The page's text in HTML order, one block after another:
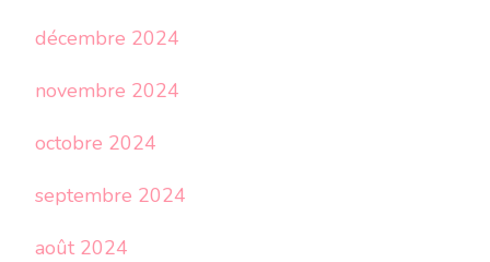
décembre 2024
novembre 2024
octobre 2024
septembre 2024
août 2024